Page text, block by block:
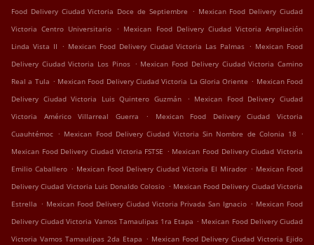
Food Delivery Ciudad Victoria Doce de Septiembre . Mexican Food Delivery Ciudad
Victoria Centro Universitario . Mexican Food Delivery Ciudad Victoria Ampliación
Linda Vista II . Mexican Food Delivery Ciudad Victoria Las Palmas . Mexican Food
Delivery Ciudad Victoria Los Pinos . Mexican Food Delivery Ciudad Victoria Camino
Real a Tula . Mexican Food Delivery Ciudad Victoria La Gloria Oriente . Mexican Food
Delivery Ciudad Victoria Luis Quintero Guzmán
. Mexican Food Delivery Ciudad
Victoria Américo Villarreal Guerra
.
Mexican Food Delivery Ciudad Victoria
Cuauhtémoc . Mexican Food Delivery Ciudad Victoria Sin Nombre de Colonia 18 .
Mexican Food Delivery Ciudad Victoria FSTSE . Mexican Food Delivery Ciudad Victoria
Emilio Caballero . Mexican Food Delivery Ciudad Victoria El Mirador . Mexican Food
Delivery Ciudad Victoria Luis Donaldo Colosio . Mexican Food Delivery Ciudad Victoria
Estrella . Mexican Food Delivery Ciudad Victoria Privada San Ignacio . Mexican Food
Delivery Ciudad Victoria Vamos Tamaulipas 1ra Etapa . Mexican Food Delivery Ciudad
Victoria Vamos Tamaulipas 2da Etapa . Mexican Food Delivery Ciudad Victoria Ejido